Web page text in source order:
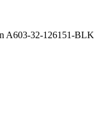
A603-32-126151-BLK